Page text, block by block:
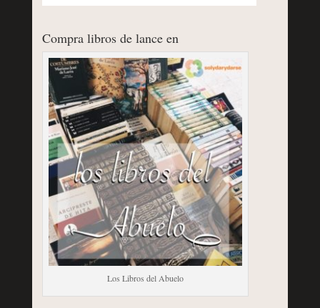
Compra libros de lance en
Los Libros del Abuelo